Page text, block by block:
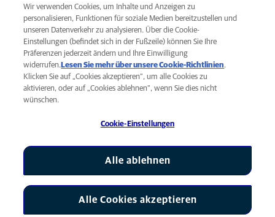
NOTDIENSTE
Finden Sie hier Ihre Standorte mit Notfallservice. Weil Ihr Tier die beste
Versorgung verdient.
Datenschutz
Legal
AniCura ist eine Tochtergesellschaft von Mars, Inc © 2026
Cookie-Einstellungen
Wir verwenden Cookies, um Inhalte und Anzeigen zu
personalisieren, Funktionen für soziale Medien bereitzustellen und
unseren Datenverkehr zu analysieren. Über die Cookie-
Einstellungen (befindet sich in der Fußzeile) können Sie Ihre
Präferenzen jederzeit ändern und Ihre Einwilligung
widerrufen. Lesen Sie mehr über unsere Cookie-Richtlinien(opens
.
Klicken Sie auf „Cookies akzeptieren“, um alle Cookies zu
aktivieren, oder auf „Cookies ablehnen“, wenn Sie dies nicht
wünschen.
Cookie-Einstellungen
Alle ablehnen
Alle Cookies akzeptieren